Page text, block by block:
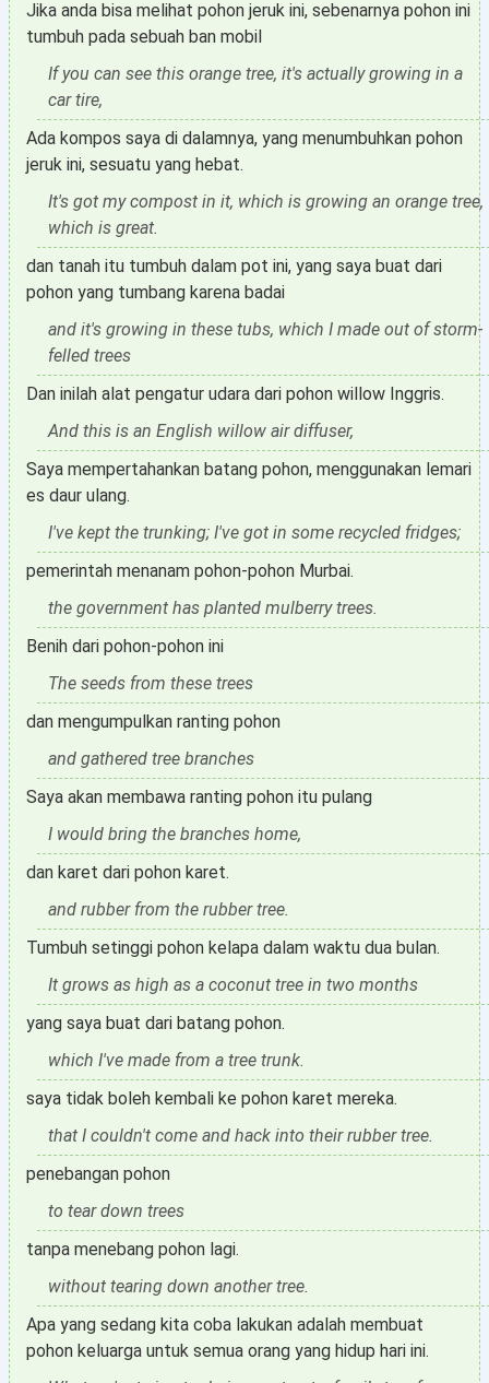
Jika anda bisa melihat pohon jeruk ini, sebenarnya pohon ini
tumbuh pada sebuah ban mobil
If you can see this orange tree, it's actually growing in a
car tire,
Ada kompos saya di dalamnya, yang menumbuhkan pohon
jeruk ini, sesuatu yang hebat.
It's got my compost in it, which is growing an orange tree,
which is great.
dan tanah itu tumbuh dalam pot ini, yang saya buat dari
pohon yang tumbang karena badai
and it's growing in these tubs, which I made out of storm-
felled trees
Dan inilah alat pengatur udara dari pohon willow Inggris.
And this is an English willow air diffuser,
Saya mempertahankan batang pohon, menggunakan lemari
es daur ulang.
I've kept the trunking; I've got in some recycled fridges;
pemerintah menanam pohon-pohon Murbai.
the government has planted mulberry trees.
Benih dari pohon-pohon ini
The seeds from these trees
dan mengumpulkan ranting pohon
and gathered tree branches
Saya akan membawa ranting pohon itu pulang
I would bring the branches home,
dan karet dari pohon karet.
and rubber from the rubber tree.
Tumbuh setinggi pohon kelapa dalam waktu dua bulan.
It grows as high as a coconut tree in two months
yang saya buat dari batang pohon.
which I've made from a tree trunk.
saya tidak boleh kembali ke pohon karet mereka.
that I couldn't come and hack into their rubber tree.
penebangan pohon
to tear down trees
tanpa menebang pohon lagi.
without tearing down another tree.
Apa yang sedang kita coba lakukan adalah membuat
pohon keluarga untuk semua orang yang hidup hari ini.